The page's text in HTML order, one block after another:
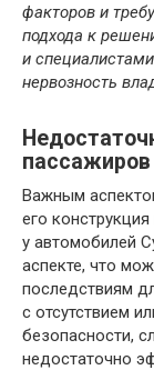
факторов и
подхода к
и
нервозность
пассажиров
Важным
его
у автомобилей
аспекте, что
последствиям
с отсутствием
безопасности,
недостаточно